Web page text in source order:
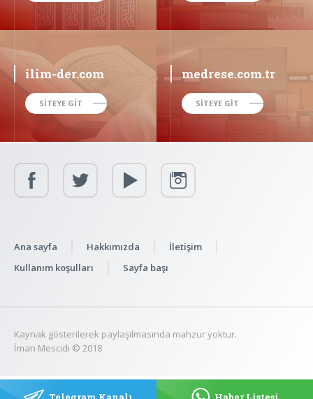
ilim-der.com
SİTEYE GİT
medrese.com.tr
SİTEYE GİT
Ana sayfa Hakkımızda
İletişim
Kullanım koşulları
Sayfa başı
Kaynak gösterilerek paylaşılmasında mahzur yoktur.
İman Mescidi © 2018